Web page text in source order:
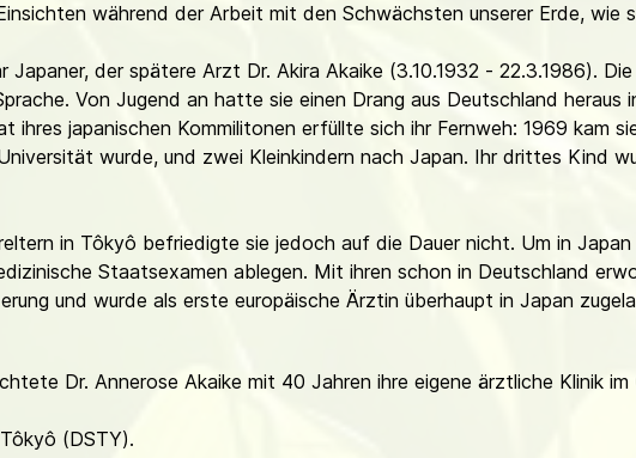
während der Arbeit mit den Schwächsten unserer Erde, wie
der spätere Arzt Dr. Akira Akaike (3.10.1932 - 22.3.1986).
Von Jugend an hatte sie einen Drang aus Deutschland heraus
japanischen Kommilitonen erfüllte sich ihr Fernweh: 1969 kam
wurde, und zwei Kleinkindern nach Japan. Ihr drittes Kind
in Tôkyô befriedigte sie jedoch auf die Dauer nicht. Um in
Staatsexamen ablegen. Mit ihren schon in Deutschland
und wurde als erste europäische Ärztin überhaupt in Japan
Dr. Annerose Akaike mit 40 Jahren ihre eigene ärztliche Klinik im
(DSTY).